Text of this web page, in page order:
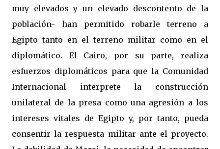
muy elevados y un elevado descontento de la
población- han permitido robarle terreno a
Egipto tanto en el terreno militar como en el
diplomático. El Cairo, por su parte, realiza
esfuerzos diplomáticos para que la Comunidad
Internacional interprete la construcción
unilateral de la presa como una agresión a los
intereses vitales de Egipto y, por tanto, pueda
consentir la respuesta militar ante el proyecto.